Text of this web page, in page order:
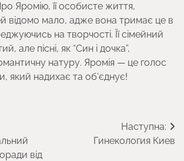
Яромію, її особисте життя,
відомо мало, адже вона тримає це в
на творчості. Її сімейний
але пісні, як “Син і дочка”,
натуру. Яромія — це голос
який надихає та об’єднує!
від
Наступна:
Гинекология Киев